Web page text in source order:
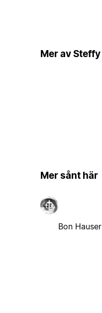
Mer av Steffy
Mer sånt här
Bon Hauser